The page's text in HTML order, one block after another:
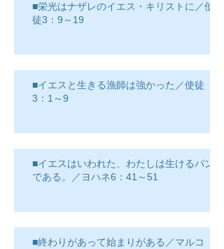
■栄光はナザレのイエス・キリストに／使
徒3：9～19
■イエスと生きる漁師は強かった／使徒
3：1～9
■イエスはいわれた、わたしは生けるパン
である。／ヨハネ6：41～51
■終わりがあって始まりがある／マルコ